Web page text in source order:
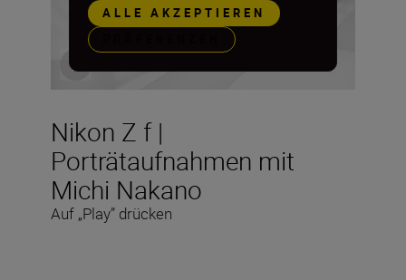
Nikon Z f |
Porträtaufnahmen mit
Michi Nakano
Auf „Play” drücken
ALLE AKZEPTIEREN